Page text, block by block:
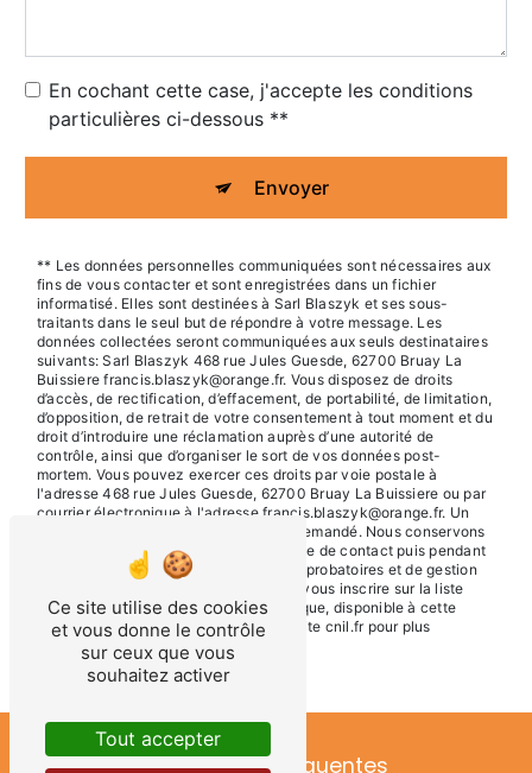
En cochant cette case, j'accepte les conditions
particulières ci-dessous **
Envoyer
** Les données personnelles communiquées sont nécessaires aux
fins de vous contacter et sont enregistrées dans un fichier
informatisé. Elles sont destinées à Sarl Blaszyk et ses sous-
traitants dans le seul but de répondre à votre message. Les
données collectées seront communiquées aux seuls destinataires
suivants: Sarl Blaszyk 468 rue Jules Guesde, 62700 Bruay La
Buissiere francis.blaszyk@orange.fr. Vous disposez de droits
d’accès, de rectification, d’effacement, de portabilité, de limitation,
d’opposition, de retrait de votre consentement à tout moment et du
droit d’introduire une réclamation auprès d’une autorité de
contrôle, ainsi que d’organiser le sort de vos données post-
mortem. Vous pouvez exercer ces droits par voie postale à
l'adresse 468 rue Jules Guesde, 62700 Bruay La Buissiere ou par
courrier électronique à l'adresse francis.blaszyk@orange.fr. Un
justificatif d'identité pourra vous être demandé. Nous conservons
vos données pendant la période de prise de contact puis pendant
la durée de prescription légale aux fins probatoires et de gestion
des contentieux. Vous avez le droit de vous inscrire sur la liste
d'opposition au démarchage téléphonique, disponible à cette
adresse: Bloctel.gouv.fr. Consultez le site cnil.fr pour plus
d’informations sur vos droits.
Recherches fréquentes
Ce site utilise des cookies
et vous donne le contrôle
sur ceux que vous
souhaitez activer
Tout accepter